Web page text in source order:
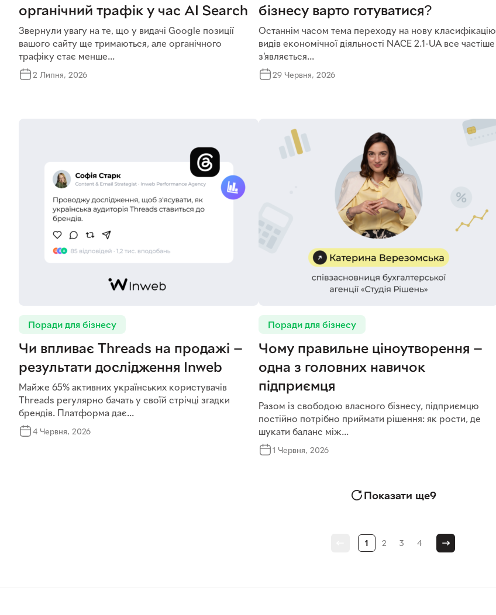
органічний трафік у час AI Search
Звернули увагу на те, що у видачі Google позиції
вашого сайту ще тримаються, але органічного
трафіку стає менше...
2 Липня, 2026
бізнесу варто готуватися?
Останнім часом тема переходу на нову класифікацію
видів економічної діяльності NACE 2.1-UA все частіше
з'являється...
29 Червня, 2026
Поради для бізнесу
Чи впливає Threads на продажі —
результати дослідження Inweb
Майже 65% активних українських користувачів
Threads регулярно бачать у своїй стрічці згадки
брендів. Платформа дає...
4 Червня, 2026
Поради для бізнесу
Чому правильне ціноутворення —
одна з головних навичок
підприємця
Разом із свободою власного бізнесу, підприємцю
постійно потрібно приймати рішення: як рости, де
шукати баланс між...
1 Червня, 2026
Показати ще9
1 2 3 4